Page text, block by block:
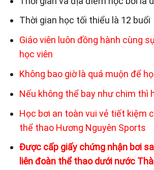
Thời gian học tối thiểu là 12 buổi
Giáo viên luôn đồng hành cùng
học viên
Không bao giờ là quá muộn để
Nếu không thể bay như chim thì
Học bơi an toàn vui vẻ tiết kiệm
thể thao Hương Nguyên Sports
Được cấp giấy chứng nhận bơi
liên đoàn thể thao dưới nước